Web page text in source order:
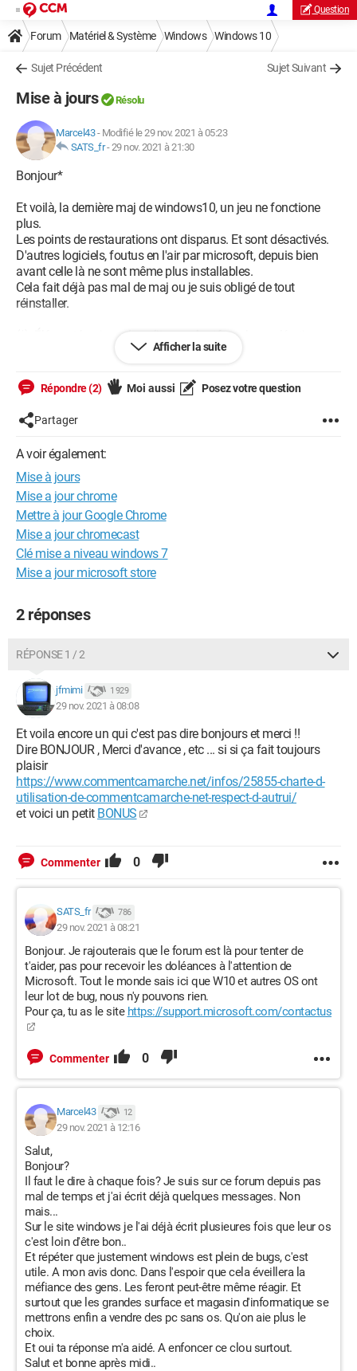
Question
Forum Matériel & Système Windows Windows 10
Sujet Précédent Sujet Suivant
Mise à jours Résolu
Marcel43- Modifié le 29 nov. 2021 à 05:23
SATS_fr-29 nov. 2021 à 21:30
Bonjour*
Et voilà, la dernière maj de windows10, un jeu ne fonctione
plus.
Les points de restaurations ont disparus. Et sont désactivés.
D'autres logiciels, foutus en l'air par microsoft, depuis bien
avant celle là ne sont même plus installables.
Cela fait déjà pas mal de maj ou je suis obligé de tout
réinstaller.
Élément basique de politesse ajouté
Marcel
Afficher la suite
Répondre (2) Moi aussi Posez votre question
Partager
A voir également:
Mise à jours
Mise a jour chrome
Mettre à jour Google Chrome
Mise a jour chromecast
Clé mise a niveau windows 7
Mise a jour microsoft store
2 réponses
RÉPONSE 1 / 2
jfmimi 1 929
29 nov. 2021 à 08:08
Et voila encore un qui c'est pas dire bonjours et merci !!
Dire BONJOUR , Merci d'avance , etc ... si si ça fait toujours
plaisir
https://www.commentcamarche.net/infos/25855-charte-d-
utilisation-de-commentcamarche-net-respect-d-autrui/
et voici un petit BONUS
Commenter 0
SATS_fr 786
29 nov. 2021 à 08:21
Bonjour. Je rajouterais que le forum est là pour tenter de
t'aider, pas pour recevoir les doléances à l'attention de
Microsoft. Tout le monde sais ici que W10 et autres OS ont
leur lot de bug, nous n'y pouvons rien.
Pour ça, tu as le site https://support.microsoft.com/contactus
Commenter 0
Marcel43 12
29 nov. 2021 à 12:16
Salut,
Bonjour?
Il faut le dire à chaque fois? Je suis sur ce forum depuis pas
mal de temps et j'ai écrit déjà quelques messages. Non
mais...
Sur le site windows je l'ai déjà écrit plusieures fois que leur os
c'est loin d'être bon..
Et répéter que justement windows est plein de bugs, c'est
utile. A mon avis donc. Dans l'espoir que cela éveillera la
méfiance des gens. Les feront peut-être même réagir. Et
surtout que les grandes surface et magasin d'informatique se
mettrons enfin a vendre des pc sans os. Qu'on aie plus le
choix.
Et oui ta réponse m'a aidé. A enfoncer ce clou surtout.
Salut et bonne après midi..